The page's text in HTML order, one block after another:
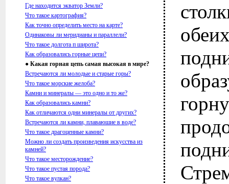
Где находится экватор Земли?
Что такое картография?
Как точно определить место на карте?
Одинаковы ли меридианы и параллели?
Что такое долгота п широта?
Как образовались горные цепи?
● Какая горная цепь самая высокая в мире?
Встречаются ли молодые и старые горы?
Что такое морские желоба?
Камни и минералы — это одно и то же?
Как образовались камни?
Как отличаются одни минералы от других?
Встречаются ли камни, плаваюшие в воде?
Что такое драгоценные камни?
Можно ли создать произведения искусства из
камней?
Что такое месторождение?
Что такое пустая порода?
Что такое вулкан?